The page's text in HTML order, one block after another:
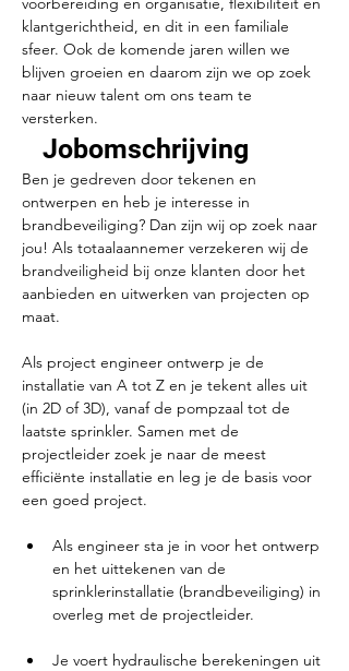
klantgerichtheid, en dit in een familiale
sfeer. Ook de komende jaren willen we
blijven groeien en daarom zijn we op zoek
naar nieuw talent om ons team te
versterken.
Jobomschrijving
Ben je gedreven door tekenen en
ontwerpen en heb je interesse in
brandbeveiliging? Dan zijn wij op zoek naar
jou! Als totaalaannemer verzekeren wij de
brandveiligheid bij onze klanten door het
aanbieden en uitwerken van projecten op
maat.
Als project engineer ontwerp je de
installatie van A tot Z en je tekent alles uit
(in 2D of 3D), vanaf de pompzaal tot de
laatste sprinkler. Samen met de
projectleider zoek je naar de meest
efficiënte installatie en leg je de basis voor
een goed project.
Als engineer sta je in voor het ontwerp
en het uittekenen van de
sprinklerinstallatie (brandbeveiliging) in
overleg met de projectleider.
Je voert hydraulische berekeningen uit